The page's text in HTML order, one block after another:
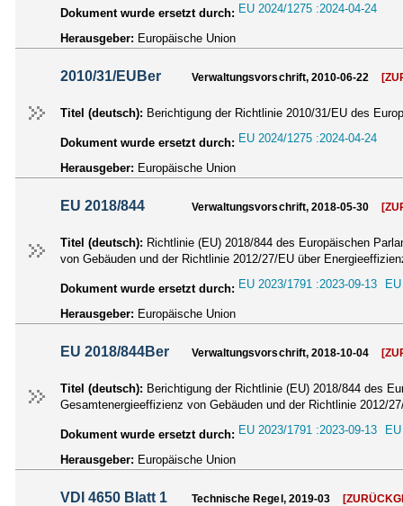
Dokument wurde ersetzt durch: EU 2024/1275 :2024-04-24
Herausgeber: Europäische Union
2010/31/EUBer Verwaltungsvorschrift, 2010-06-22
Titel (deutsch): Berichtigung der Richtlinie 2010/31/EU des
Dokument wurde ersetzt durch: EU 2024/1275 :2024-04-24
Herausgeber: Europäische Union
EU 2018/844 Verwaltungsvorschrift, 2018-05-30
Titel (deutsch): Richtlinie (EU) 2018/844 des Europäischen
von Gebäuden und der Richtlinie 2012/27/EU über
Dokument wurde ersetzt durch: EU 2023/1791 :2023-09-13
Herausgeber: Europäische Union
EU 2018/844Ber Verwaltungsvorschrift, 2018-10-04
Titel (deutsch): Berichtigung der Richtlinie (EU) 2018/844 des
Gesamtenergieeffizienz von Gebäuden und der Richtlinie 2012/
Dokument wurde ersetzt durch: EU 2023/1791 :2023-09-13
Herausgeber: Europäische Union
VDI 4650 Blatt 1 Technische Regel, 2019-03